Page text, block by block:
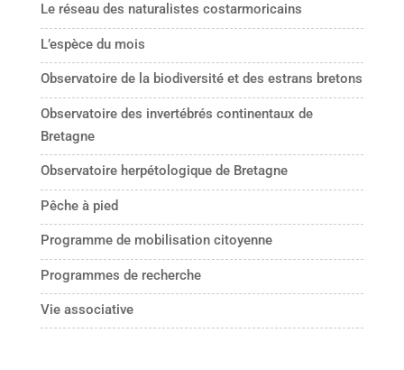
Le réseau des naturalistes costarmoricains
L’espèce du mois
Observatoire de la biodiversité et des estrans bretons
Observatoire des invertébrés continentaux de
Bretagne
Observatoire herpétologique de Bretagne
Pêche à pied
Programme de mobilisation citoyenne
Programmes de recherche
Vie associative